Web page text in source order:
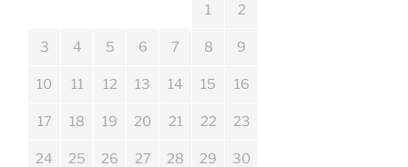
1 2
3 4 5 6 7 8 9
10 11 12 13 14 15 16
17 18 19 20 21 22 23
24 25 26 27 28 29 30